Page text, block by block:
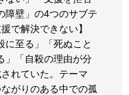
障壁」の4つのサブテ
で解決できない】
に至る」「死ぬこと
」「自殺の理由が分
れていた。テーマ
がりのある中での孤